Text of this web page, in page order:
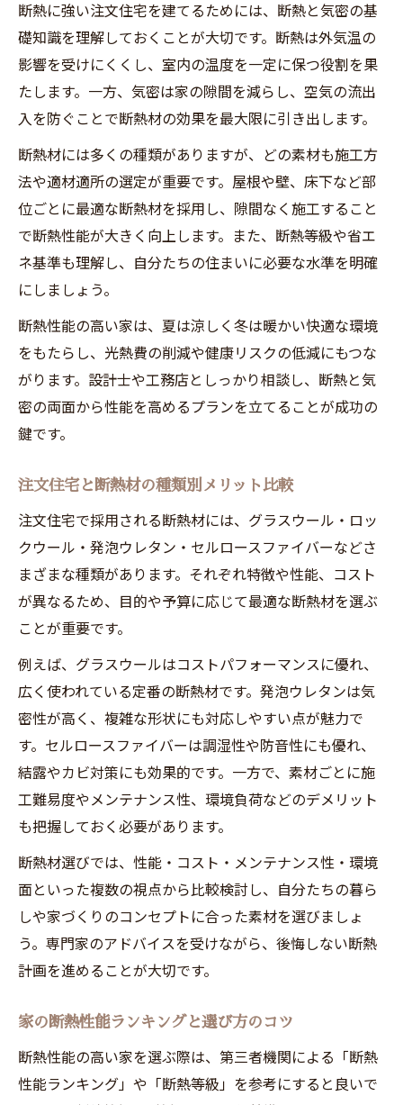
2025年以降の注文住宅断熱等級の変化
断熱材選びで基準対応する注文住宅計画
注文住宅断熱性能アップの最新動向を解説
断熱性アップを目指すなら注文住宅が有利
注文住宅なら断熱性高い家が叶う理由
注文住宅で断熱性能を最大限高める方法
断熱性アップのための注文住宅設計ポイン
ト
注文住宅と戸建て断熱DIYの違いと利点
注文住宅断熱で快適さと省エネを両立する
断熱に強い注文住宅を建てるためには、断熱と気密の基
礎知識を理解しておくことが大切です。断熱は外気温の
影響を受けにくくし、室内の温度を一定に保つ役割を果
たします。一方、気密は家の隙間を減らし、空気の流出
入を防ぐことで断熱材の効果を最大限に引き出します。
断熱材には多くの種類がありますが、どの素材も施工方
法や適材適所の選定が重要です。屋根や壁、床下など部
位ごとに最適な断熱材を採用し、隙間なく施工すること
で断熱性能が大きく向上します。また、断熱等級や省エ
ネ基準も理解し、自分たちの住まいに必要な水準を明確
にしましょう。
断熱性能の高い家は、夏は涼しく冬は暖かい快適な環境
をもたらし、光熱費の削減や健康リスクの低減にもつな
がります。設計士や工務店としっかり相談し、断熱と気
密の両面から性能を高めるプランを立てることが成功の
鍵です。
注文住宅と断熱材の種類別メリット比較
注文住宅で採用される断熱材には、グラスウール・ロッ
クウール・発泡ウレタン・セルロースファイバーなどさ
まざまな種類があります。それぞれ特徴や性能、コスト
が異なるため、目的や予算に応じて最適な断熱材を選ぶ
ことが重要です。
例えば、グラスウールはコストパフォーマンスに優れ、
広く使われている定番の断熱材です。発泡ウレタンは気
密性が高く、複雑な形状にも対応しやすい点が魅力で
す。セルロースファイバーは調湿性や防音性にも優れ、
結露やカビ対策にも効果的です。一方で、素材ごとに施
工難易度やメンテナンス性、環境負荷などのデメリット
も把握しておく必要があります。
断熱材選びでは、性能・コスト・メンテナンス性・環境
面といった複数の視点から比較検討し、自分たちの暮ら
しや家づくりのコンセプトに合った素材を選びましょ
う。専門家のアドバイスを受けながら、後悔しない断熱
計画を進めることが大切です。
家の断熱性能ランキングと選び方のコツ
断熱性能の高い家を選ぶ際は、第三者機関による「断熱
性能ランキング」や「断熱等級」を参考にすると良いで